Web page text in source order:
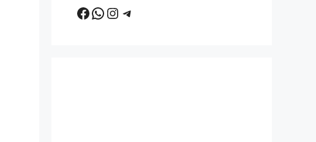
Facebook
WhatsApp
Instagram
Telegram